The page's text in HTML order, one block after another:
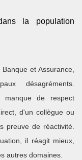
la population
et Assurance,
désagréments.
manque de respect
d'un collègue ou
preuve de réactivité.
il réagit mieux,
autres domaines.